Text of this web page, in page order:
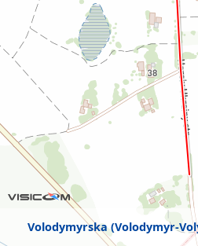
Volodymyrska (Volodymyr-